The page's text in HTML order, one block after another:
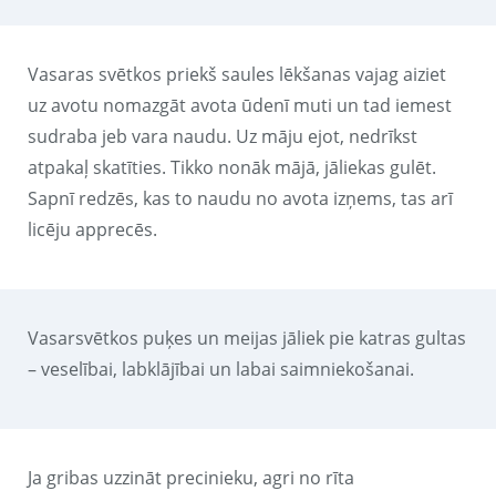
Vasaras svētkos priekš saules lēkšanas vajag aiziet
uz avotu nomazgāt avota ūdenī muti un tad iemest
sudraba jeb vara naudu. Uz māju ejot, nedrīkst
atpakaļ skatīties. Tikko nonāk mājā, jāliekas gulēt.
Sapnī redzēs, kas to naudu no avota izņems, tas arī
licēju apprecēs.
Vasarsvētkos puķes un meijas jāliek pie katras gultas
– veselībai, labklājībai un labai saimniekošanai.
Ja gribas uzzināt precinieku, agri no rīta